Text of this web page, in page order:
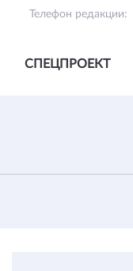
Телефон редакции:
СПЕЦПРОЕКТ